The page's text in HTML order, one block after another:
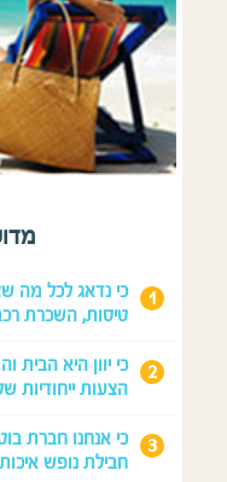
כי נדאג לכל מה
טיסות, השכרת
הצעות
כי אנחנו חברת
חבילת נופש